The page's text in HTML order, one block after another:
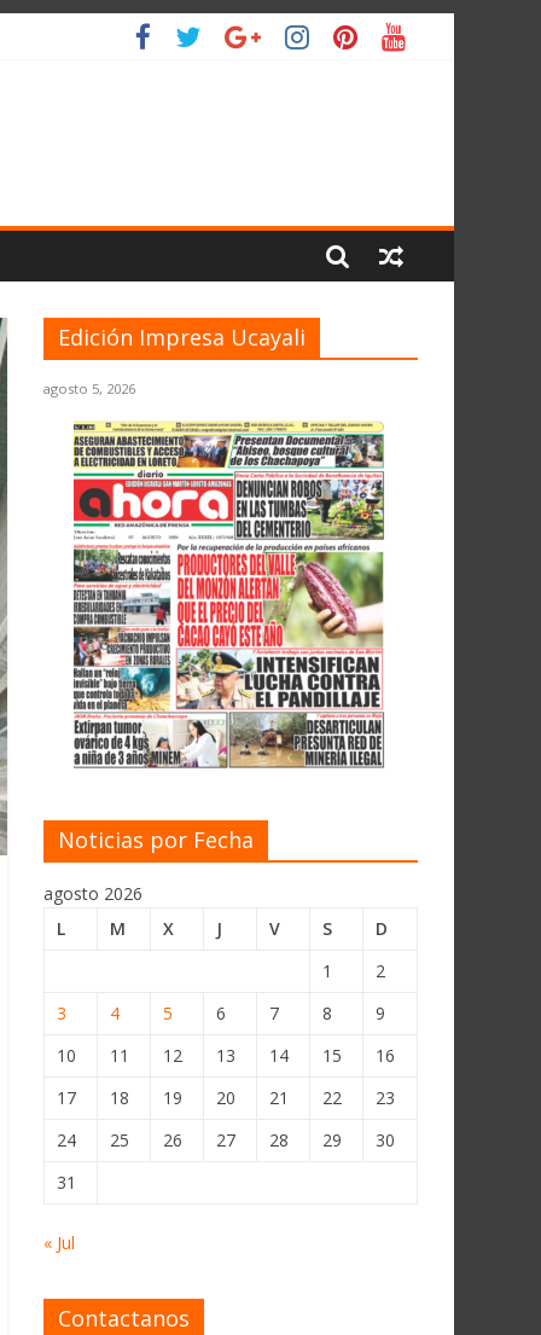
Edición Impresa Ucayali
agosto 5, 2026
Noticias por Fecha
agosto 2026
L
M X J V S
D
1
2
3
4 5 6 7 8
9
10
11 12 13 14 15
16
17
18 19 20 21 22
23
24
25 26 27 28 29
30
31
« Jul
Contactanos